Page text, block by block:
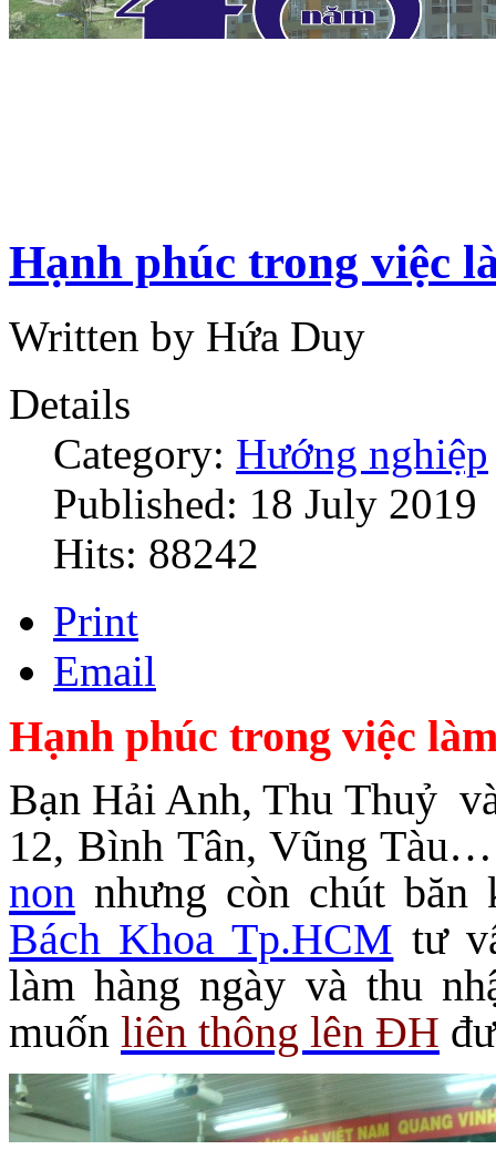
Hạnh phúc trong việc
Written by Hứa Duy
Details
Category: Hướng nghiệp
Published: 18 July 2019
Hits: 88242
Print
Email
Hạnh phúc trong việc
Bạn Hải Anh, Thu Thuỷ
12, Bình Tân, Vũng
non nhưng còn chút
Bách Khoa Tp.HCM tư
làm hàng ngày và thu
muốn liên thông lên ĐH